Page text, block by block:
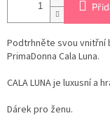
Podtrhněte svou vnitřní
PrimaDonna Cala Luna.
CALA LUNA je luxusní a
Dárek pro ženu.